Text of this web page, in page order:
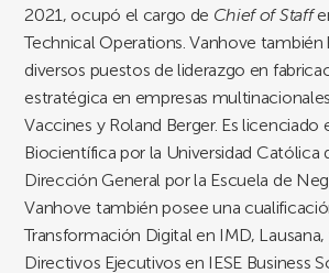
2021, ocupó el cargo de Chief of Staff
Technical Operations. Vanhove también
diversos puestos de liderazgo en
estratégica en empresas
Vaccines y Roland Berger. Es licenciado
Biocientífica por la Universidad Católica
Dirección General por la Escuela de
Vanhove también posee una
Transformación Digital en IMD,
Directivos Ejecutivos en IESE Business